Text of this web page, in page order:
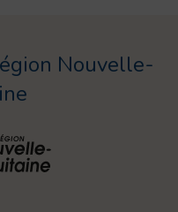
Nouvelle-